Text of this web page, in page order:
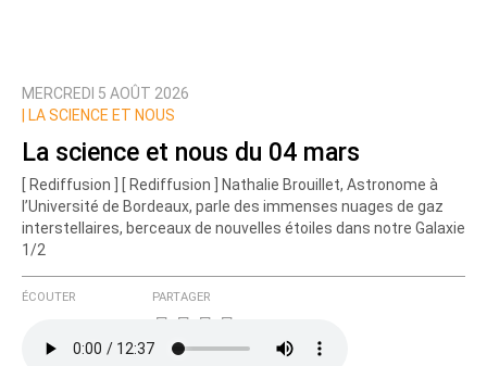
MERCREDI 5 AOÛT 2026
LA SCIENCE ET NOUS
La science et nous du 04 mars
[ Rediffusion ] [ Rediffusion ] Nathalie Brouillet, Astronome à
l’Université de Bordeaux, parle des immenses nuages de gaz
interstellaires, berceaux de nouvelles étoiles dans notre Galaxie
1/2
ÉCOUTER PARTAGER